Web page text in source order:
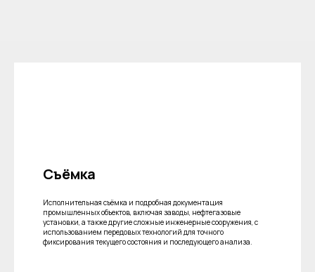
Съёмка
Исполнительная съёмка и подробная документация
промышленных объектов, включая заводы, нефтегазовые
установки, а также другие сложные инженерные сооружения, с
использованием передовых технологий для точного
фиксирования текущего состояния и последующего анализа.